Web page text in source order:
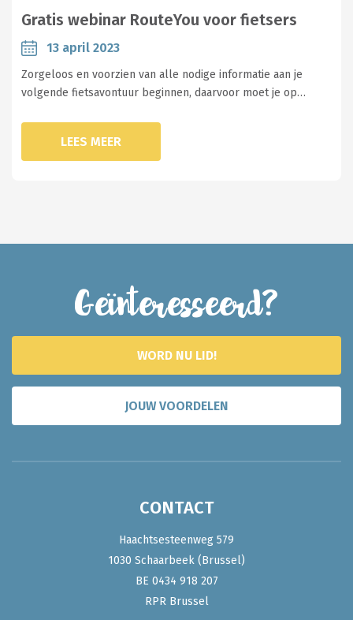
Gratis webinar RouteYou voor fietsers
13 april 2023
Zorgeloos en voorzien van alle nodige informatie aan je
volgende fietsavontuur beginnen, daarvoor moet je op…
LEES MEER
Geïnteresseerd?
WORD NU LID!
JOUW VOORDELEN
CONTACT
Haachtsesteenweg 579
1030 Schaarbeek (Brussel)
BE 0434 918 207
RPR Brussel